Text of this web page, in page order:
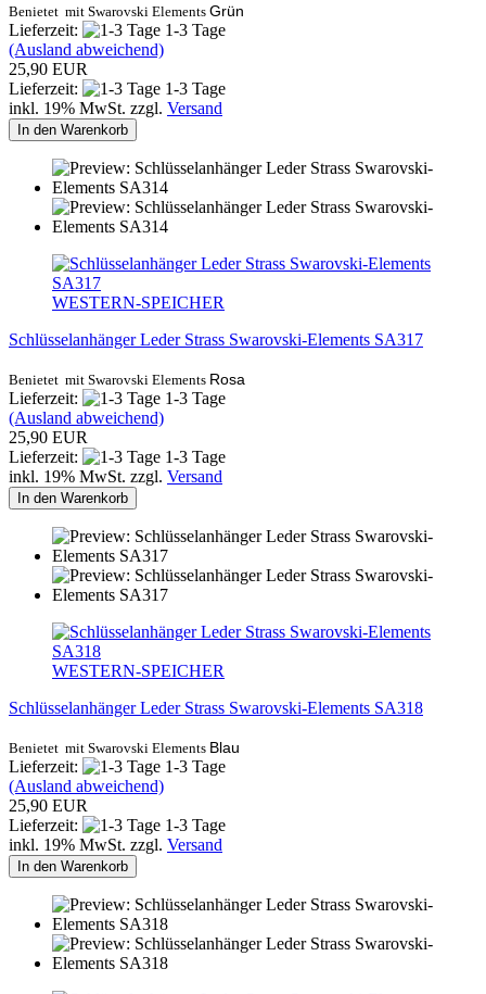
Benietet mit Swarovski Elements Grün
Lieferzeit:
1-3 Tage
(Ausland abweichend)
25,90 EUR
Lieferzeit:
1-3 Tage
inkl. 19% MwSt. zzgl. Versand
In den Warenkorb
WESTERN-SPEICHER
Schlüsselanhänger Leder Strass Swarovski-Elements SA317
Benietet mit Swarovski Elements Rosa
Lieferzeit:
1-3 Tage
(Ausland abweichend)
25,90 EUR
Lieferzeit:
1-3 Tage
inkl. 19% MwSt. zzgl. Versand
In den Warenkorb
WESTERN-SPEICHER
Schlüsselanhänger Leder Strass Swarovski-Elements SA318
Benietet mit Swarovski Elements Blau
Lieferzeit:
1-3 Tage
(Ausland abweichend)
25,90 EUR
Lieferzeit:
1-3 Tage
inkl. 19% MwSt. zzgl. Versand
In den Warenkorb